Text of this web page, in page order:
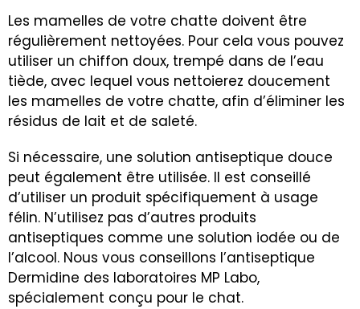
Les mamelles de votre chatte doivent être
régulièrement nettoyées. Pour cela vous pouvez
utiliser un chiffon doux, trempé dans de l’eau
tiède, avec lequel vous nettoierez doucement
les mamelles de votre chatte, afin d’éliminer les
résidus de lait et de saleté.
Si nécessaire, une solution antiseptique douce
peut également être utilisée. Il est conseillé
d’utiliser un produit spécifiquement à usage
félin. N’utilisez pas d’autres produits
antiseptiques comme une solution iodée ou de
l’alcool. Nous vous conseillons l’antiseptique
Dermidine des laboratoires MP Labo,
spécialement conçu pour le chat.